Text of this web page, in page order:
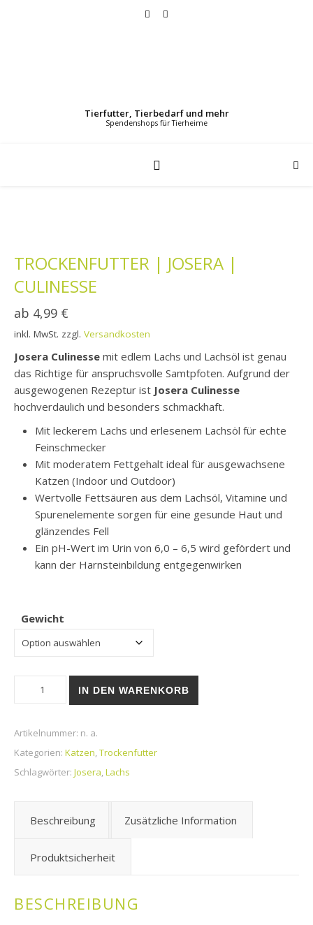
Tierfutter, Tierbedarf und mehr
TROCKENFUTTER | JOSERA |
CULINESSE
ab 4,99 €
inkl. MwSt. zzgl. Versandkosten
Josera Culinesse mit edlem Lachs und Lachsöl ist genau
das Richtige für anspruchsvolle Samtpfoten. Aufgrund der
ausgewogenen Rezeptur ist Josera Culinesse
hochverdaulich und besonders schmackhaft.
Mit leckerem Lachs und erlesenem Lachsöl für echte
Feinschmecker
Mit moderatem Fettgehalt ideal für ausgewachsene
Katzen (Indoor und Outdoor)
Wertvolle Fettsäuren aus dem Lachsöl, Vitamine und
Spurenelemente sorgen für eine gesunde Haut und
glänzendes Fell
Ein pH-Wert im Urin von 6,0 – 6,5 wird gefördert und
kann der Harnsteinbildung entgegenwirken
Gewicht
Trockenfutter | Josera | Culinesse Menge
IN DEN WARENKORB
Artikelnummer: n. a.
Kategorien: Katzen,Trockenfutter
Schlagwörter: Josera,Lachs
Beschreibung Zusätzliche Information
Produktsicherheit
BESCHREIBUNG